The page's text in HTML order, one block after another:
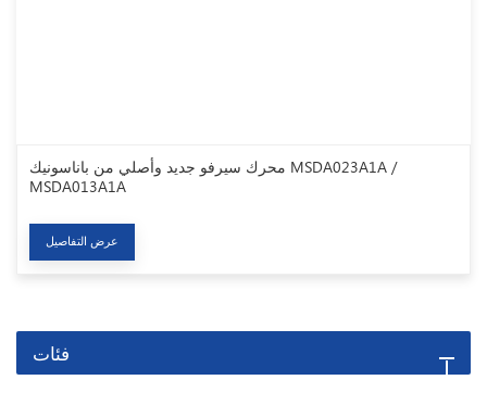
محرك سيرفو جديد وأصلي من باناسونيك MSDA023A1A /
MSDA013A1A
عرض التفاصيل
فئات